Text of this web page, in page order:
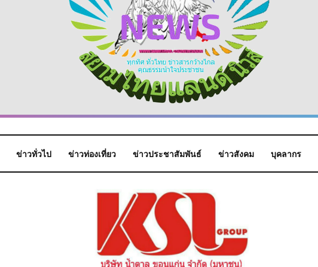
ข่าวทั่วไป ข่าวท่องเที่ยว ข่าวประชาสัมพันธ์ ข่าวสังคม บุคลากร